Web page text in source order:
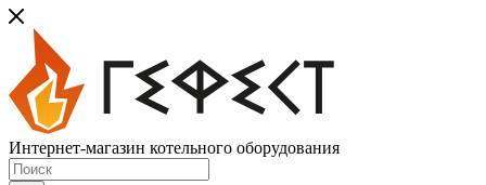
Интернет-магазин котельного оборудования